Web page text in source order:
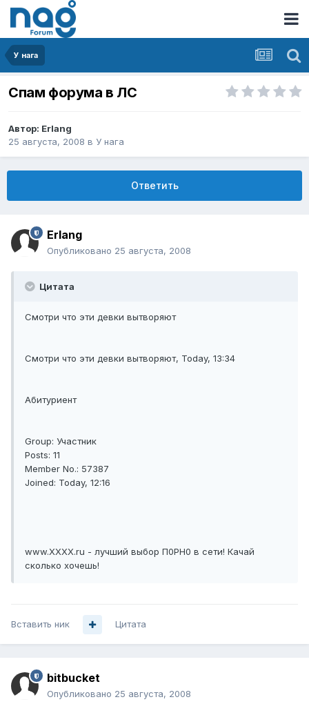
У нага
Спам форума в ЛС
Автор: Erlang
25 августа, 2008 в У нага
Ответить
Erlang
Опубликовано 25 августа, 2008
Цитата
Смотри что эти девки вытворяют
Смотри что эти девки вытворяют, Today, 13:34
Абитуриент
Group: Участник
Posts: 11
Member No.: 57387
Joined: Today, 12:16
www.ХХХХ.ru - лучший выбор П0PH0 в сети! Качай
сколько хочешь!
Вставить ник Цитата
bitbucket
Опубликовано 25 августа, 2008